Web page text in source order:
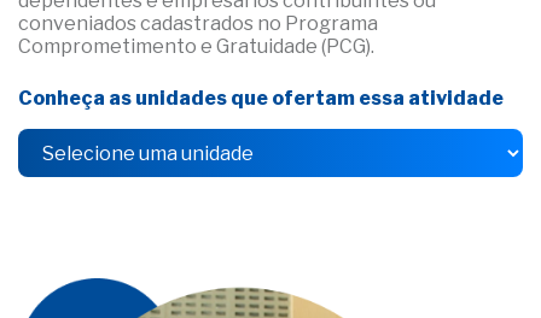
conveniados cadastrados no Programa
Comprometimento e Gratuidade (PCG).
Conheça as unidades que ofertam essa atividade